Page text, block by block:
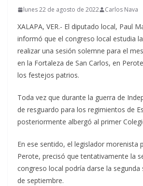
lunes 22 de agosto de 2022 Carlos Nava
XALAPA, VER.- El diputado local, Paul
informó que el congreso local estudia
realizar una sesión solemne para el
en la Fortaleza de San Carlos, en
los festejos patrios.
Toda vez que durante la guerra de
de resguardo para los regimientos de
posteriormente albergó al primer
En ese sentido, el legislador morenista
Perote, precisó que tentativamente la
congreso local podría darse la segunda
de septiembre.